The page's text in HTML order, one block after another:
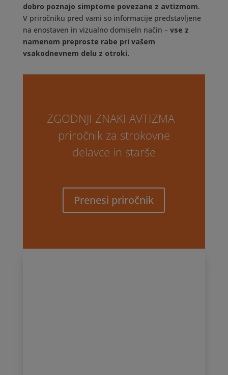
dobro poznajo simptome povezane z avtizmom.
V priročniku pred vami so informacije predstavljene
na enostaven in vizualno domiseln način – vse z
namenom preproste rabe pri vašem
vsakodnevnem delu z otroki.
ZGODNJI ZNAKI AVTIZMA -
priročnik za strokovne
delavce in starše
Prenesi priročnik